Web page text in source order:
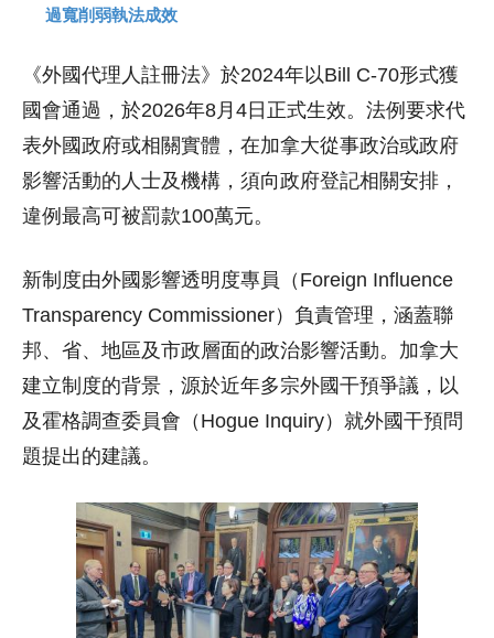
過寬削弱執法成效
《外國代理人註冊法》於2024年以Bill C-70形式獲
國會通過，於2026年8月4日正式生效。法例要求代
表外國政府或相關實體，在加拿大從事政治或政府
影響活動的人士及機構，須向政府登記相關安排，
違例最高可被罰款100萬元。
新制度由外國影響透明度專員（Foreign Influence
Transparency Commissioner）負責管理，涵蓋聯
邦、省、地區及市政層面的政治影響活動。加拿大
建立制度的背景，源於近年多宗外國干預爭議，以
及霍格調查委員會（Hogue Inquiry）就外國干預問
題提出的建議。